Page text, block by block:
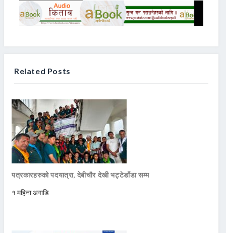
Related Posts
पत्रकारहरुको पदयात्रा, देबीचौर देखी भट्टेडाँडा सम्म
१ महिना अगाडि